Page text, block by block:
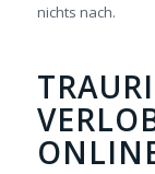
nichts nach.